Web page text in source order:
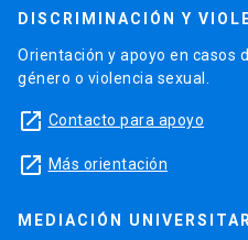
DISCRIMINACIÓN Y
Orientación y apoyo en casos
género o violencia sexual.
launch Contacto para apoyo
launch Más orientación
MEDIACIÓN